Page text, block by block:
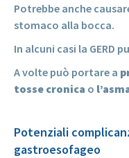
Potrebbe anche
stomaco alla bocca.
In alcuni casi la GERD
A volte può portare a
tosse cronica o
Potenziali
gastroesofageo